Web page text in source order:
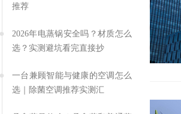
推荐
2026年电蒸锅安全吗？材质怎么
选？实测避坑看完直接抄
一台兼顾智能与健康的空调怎么
选｜除菌空调推荐实测汇